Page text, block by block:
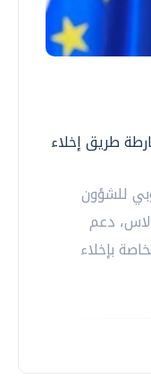
طريق إخلاء
للشؤون
دعم
بإخلاء